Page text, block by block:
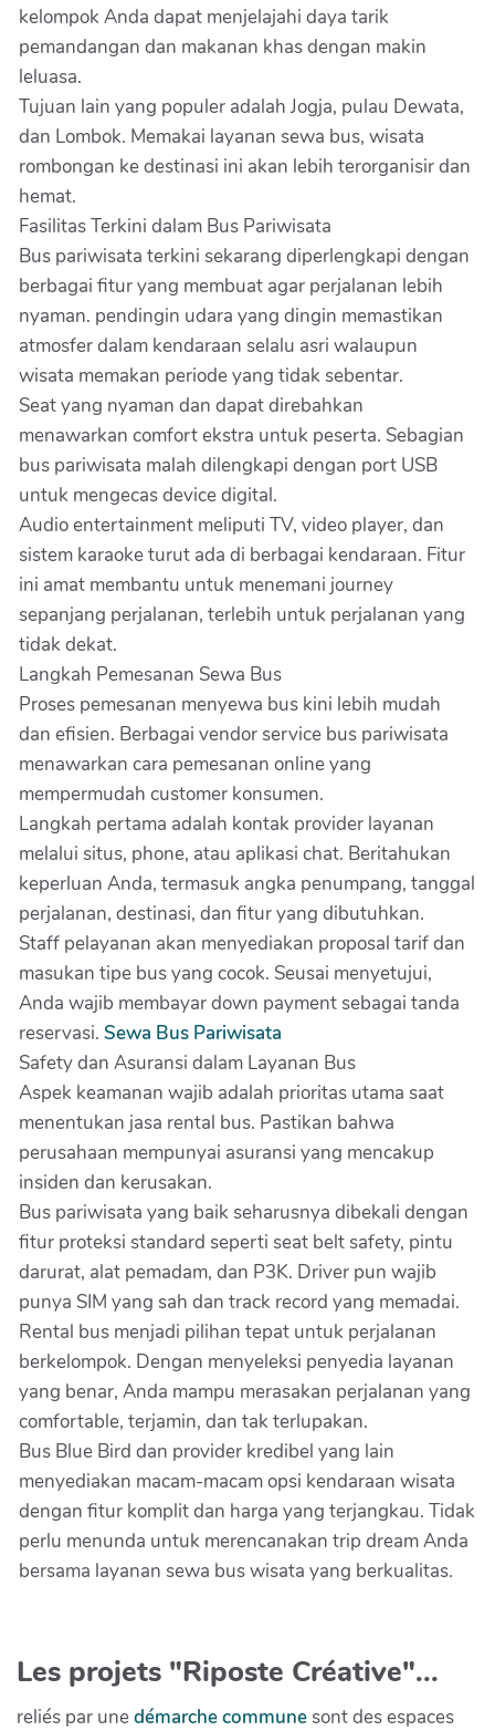
kelompok Anda dapat menjelajahi daya tarik
pemandangan dan makanan khas dengan makin
leluasa.
Tujuan lain yang populer adalah Jogja, pulau Dewata,
dan Lombok. Memakai layanan sewa bus, wisata
rombongan ke destinasi ini akan lebih terorganisir dan
hemat.
Fasilitas Terkini dalam Bus Pariwisata
Bus pariwisata terkini sekarang diperlengkapi dengan
berbagai fitur yang membuat agar perjalanan lebih
nyaman. pendingin udara yang dingin memastikan
atmosfer dalam kendaraan selalu asri walaupun
wisata memakan periode yang tidak sebentar.
Seat yang nyaman dan dapat direbahkan
menawarkan comfort ekstra untuk peserta. Sebagian
bus pariwisata malah dilengkapi dengan port USB
untuk mengecas device digital.
Audio entertainment meliputi TV, video player, dan
sistem karaoke turut ada di berbagai kendaraan. Fitur
ini amat membantu untuk menemani journey
sepanjang perjalanan, terlebih untuk perjalanan yang
tidak dekat.
Langkah Pemesanan Sewa Bus
Proses pemesanan menyewa bus kini lebih mudah
dan efisien. Berbagai vendor service bus pariwisata
menawarkan cara pemesanan online yang
mempermudah customer konsumen.
Langkah pertama adalah kontak provider layanan
melalui situs, phone, atau aplikasi chat. Beritahukan
keperluan Anda, termasuk angka penumpang, tanggal
perjalanan, destinasi, dan fitur yang dibutuhkan.
Staff pelayanan akan menyediakan proposal tarif dan
masukan tipe bus yang cocok. Seusai menyetujui,
Anda wajib membayar down payment sebagai tanda
reservasi. Sewa Bus Pariwisata
Safety dan Asuransi dalam Layanan Bus
Aspek keamanan wajib adalah prioritas utama saat
menentukan jasa rental bus. Pastikan bahwa
perusahaan mempunyai asuransi yang mencakup
insiden dan kerusakan.
Bus pariwisata yang baik seharusnya dibekali dengan
fitur proteksi standard seperti seat belt safety, pintu
darurat, alat pemadam, dan P3K. Driver pun wajib
punya SIM yang sah dan track record yang memadai.
Rental bus menjadi pilihan tepat untuk perjalanan
berkelompok. Dengan menyeleksi penyedia layanan
yang benar, Anda mampu merasakan perjalanan yang
comfortable, terjamin, dan tak terlupakan.
Bus Blue Bird dan provider kredibel yang lain
menyediakan macam-macam opsi kendaraan wisata
dengan fitur komplit dan harga yang terjangkau. Tidak
perlu menunda untuk merencanakan trip dream Anda
bersama layanan sewa bus wisata yang berkualitas.
Les projets "Riposte Créative"...
reliés par unedémarche communesont des espaces